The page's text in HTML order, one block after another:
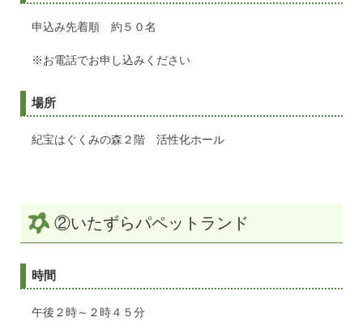
申込み先着順 約５０名
※お電話でお申し込みください
場所
紀宝はぐくみの森２階 活性化ホール
②いたずらパペットランド
時間
午後２時～２時４５分